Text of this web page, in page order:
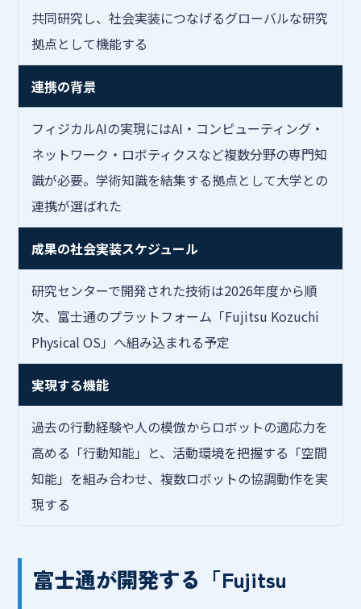
共同研究し、社会実装につなげるグローバルな研究
拠点として機能する
連携の背景
フィジカルAIの実現にはAI・コンピューティング・
ネットワーク・ロボティクスなど複数分野の専門知
識が必要。学術知識を結集する拠点として大学との
連携が選ばれた
成果の社会実装スケジュール
研究センターで開発された技術は2026年度から順
次、富士通のプラットフォーム「Fujitsu Kozuchi
Physical OS」へ組み込まれる予定
実現する機能
過去の行動経験や人の模倣からロボットの適応力を
高める「行動知能」と、活動環境を把握する「空間
知能」を組み合わせ、複数ロボットの協調動作を実
現する
富士通が開発する「Fujitsu